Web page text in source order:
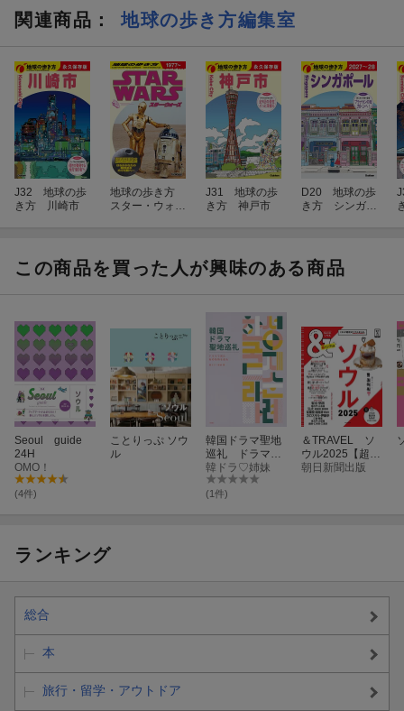
関連商品 ： 地球の歩き方編集室
J32 地球の歩
き方 川崎市
地球の歩き方
スター・ウォー
J31 地球の歩
き方 神戸市
D20 地球の歩
き方 シンガポ
この商品を買った人が興味のある商品
Seoul guide
24H
OMO！
(4件)
ことりっぷ ソウ
ル
韓国ドラマ聖地
巡礼 ドラマで
見たあの名所を
巡る
韓ドラ♡姉妹
(1件)
＆TRAVEL ソ
ウル2025【超ハ
ンディ版】
朝日新聞出版
ランキング
総合
本
旅行・留学・アウトドア